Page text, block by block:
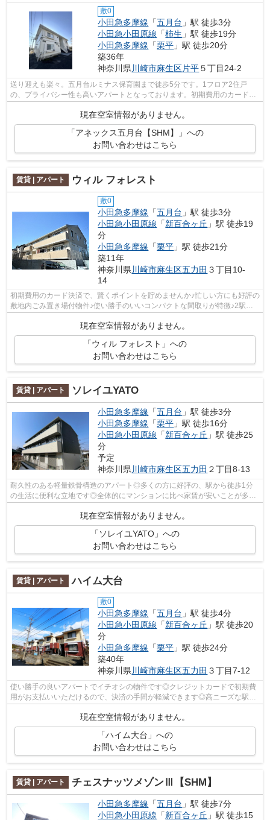
敷0
小田急多摩線 「五月台 」駅 徒歩3分
小田急小田原線 「柿生 」駅 徒歩19分
小田急多摩線 「栗平 」駅 徒歩20分
築36年
神奈川県 川崎市麻生区片平５丁目24-2
送り迎えも楽々。五月台ルミナス保育園まで徒歩5分です。1フロア2住戸
の、プライバシー性も高いアパートとなっております。初期費用のカード決
現在空室情報がありません。
「アネックス五月台【SHM】」への
お問い合わせはこちら
賃貸 | アパート ウィル フォレスト
敷0
小田急多摩線 「五月台 」駅 徒歩3分
小田急小田原線 「新百合ヶ丘 」駅 徒歩19
分
小田急多摩線 「栗平 」駅 徒歩21分
築11年
神奈川県 川崎市麻生区五力田 ３丁目10-
14
初期費用のカード決済で、賢くポイントを貯めませんか♪忙しい方にも好評の
敷地内ごみ置き場付物件♪使い勝手のいいコンパクトな間取りが特徴♪2駅利
用できる立地となっていて、アクセス...
現在空室情報がありません。
「ウィル フォレスト」への
お問い合わせはこちら
賃貸 | アパート ソレイユYATO
小田急多摩線 「五月台 」駅 徒歩3分
小田急多摩線 「栗平 」駅 徒歩16分
小田急小田原線 「新百合ヶ丘 」駅 徒歩25
分
予定
神奈川県川崎市麻生区五力田 ２丁目8-13
耐久性のある軽量鉄骨構造のアパート◎多くの方に好評の、駅から徒歩1分
の生活に便利な立地です◎全体的にマンションに比べ家賃が安いことが多い
現在空室情報がありません。
「ソレイユYATO」への
お問い合わせはこちら
賃貸 | アパート ハイム大台
敷0
小田急多摩線 「五月台 」駅 徒歩4分
小田急小田原線 「新百合ヶ丘 」駅 徒歩20
分
小田急多摩線 「栗平 」駅 徒歩24分
築40年
神奈川県 川崎市麻生区五力田 ３丁目7-12
使い勝手の良いアパートでイチオシの物件です◎クレジットカードで初期費
用がお支払いいただけるので、決済の手間が軽減できます◎高ニーズな駅近
現在空室情報がありません。
「ハイム大台」への
お問い合わせはこちら
賃貸 | アパート チェスナッツメゾンⅢ【SHM】
小田急多摩線 「五月台 」駅 徒歩7分
小田急小田原線 「新百合ヶ丘 」駅 徒歩15